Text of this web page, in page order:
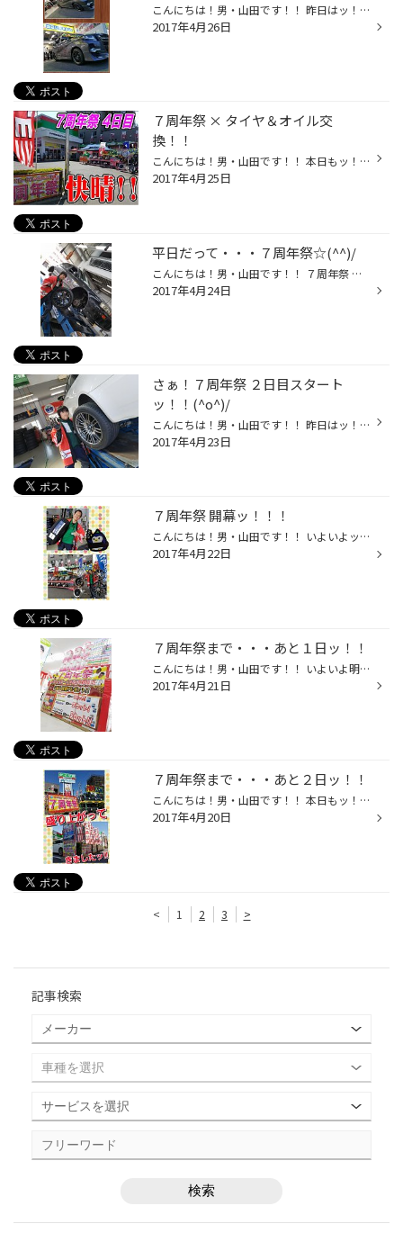
こんにちは！男・山田です！！ 昨日はッ！！ アルファード × バークレー ( アルミホイール ) を、 お取付けさせていただきました～☆☆(^o^)/ タイヤはそのままで、ホイールだけの交換でも こんなにカッコ良くなるんです♪♪(^^)v お客様にも喜んでいただけたようで、良かったです☆ K様、ありがとうござ...
2017年4月26日
７周年祭 × タイヤ＆オイル交
換！！
こんにちは！男・山田です！！ 本日もッ！！ 気持ちの良い快晴です☆(^^)/ これだけ天気が良いと・・・ 『 安西先生・・・ 海に行きたいです。。 』 っという気分に少しなりますが、 ７周年祭を絶好調開催中でーす☆☆ 本日は、タイヤ４本交換＆オイル交換からスタート♪♪ 午後もたくさんの皆さまのご来...
2017年4月25日
平日だって・・・７周年祭☆(^^)/
こんにちは！男・山田です！！ ７周年祭 ３日目はッ！！ スカイライン × タイヤ＆アルミホイールセットお取付け☆ から、スタートですッ！！(^o^)/ プライスがお得な分、周年祭はアルミホイールがよく出ます☆ やっぱり７周年祭って・・・素敵ッ☆☆ っということでッ！！ 平日も元気モリモリ開催中です...
2017年4月24日
さぁ！７周年祭 ２日目スタート
ッ！！(^o^)/
こんにちは！男・山田です！！ 昨日はッ！！ ７周年祭 １日目、 たくさんの皆さまのご来店ありがとうございました☆(^o^)/ 本日は、日曜日ッ！！ ぜし！ご家族さま全員で遊びに来て下さいね♪♪ お子さまにも、キッズルームやアメ玉掴み取り☆ ポップコーン食べ放題などなど、 楽しんでいただける内容を...
2017年4月23日
７周年祭 開幕ッ！！！
こんにちは！男・山田です！！ いよいよッ！！ ７周年祭 開幕ですッ！！(^o^)/ タイヤをお安くご提供！っなぁ～んて当たり前ッ☆☆ ７周年祭ですからーーーッ！！！ タイヤもッ！ ホイールもッ！ オイルもッ！！ ポップコーンもッ！スタッフもッ！！！ ぜ～んぶオススメ品ですッ☆☆(^^)v ご来店プレゼ...
2017年4月22日
７周年祭まで・・・あと１日ッ！！
こんにちは！男・山田です！！ いよいよ明日からッ！！ 《 ☆★☆ 値上げ前最後の特大セール！ ７周年祭 ☆★☆ 》 が、 開幕いたします☆(^o^)/ そこでッ！！ 本日は、『 ご購入プレゼント 』 のご紹介です♪♪ 今回も、大好評の 《 ペーパー類大放出！！ 》 に決定～☆☆ タイヤ４本ご購入で、トイレットペー...
2017年4月21日
７周年祭まで・・・あと２日ッ！！
こんにちは！男・山田です！！ 本日もッ！！ 《 ☆★☆ 年に２回の特大セール！ ７周年祭 ☆★☆ 》 の情報、 いっちゃいますよん！！(^^)/ 本日は、もう定番化しつつあるメインイベントのご紹介ですッ☆☆ 今回は・・・コチラッ！！！ 『 ♪♪♪ 東京湾クルーズ＆ランチ ご招待～ ♪♪♪ 』 昨年の 《 スカイツリ...
2017年4月20日
< 1 2 3 >
記事検索